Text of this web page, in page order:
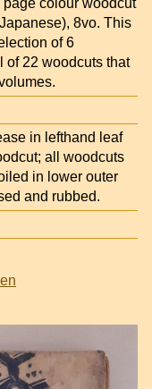
8vo. This
of 6
of 22 woodcuts that
in lefthand leaf
all woodcuts
in lower outer
and rubbed.